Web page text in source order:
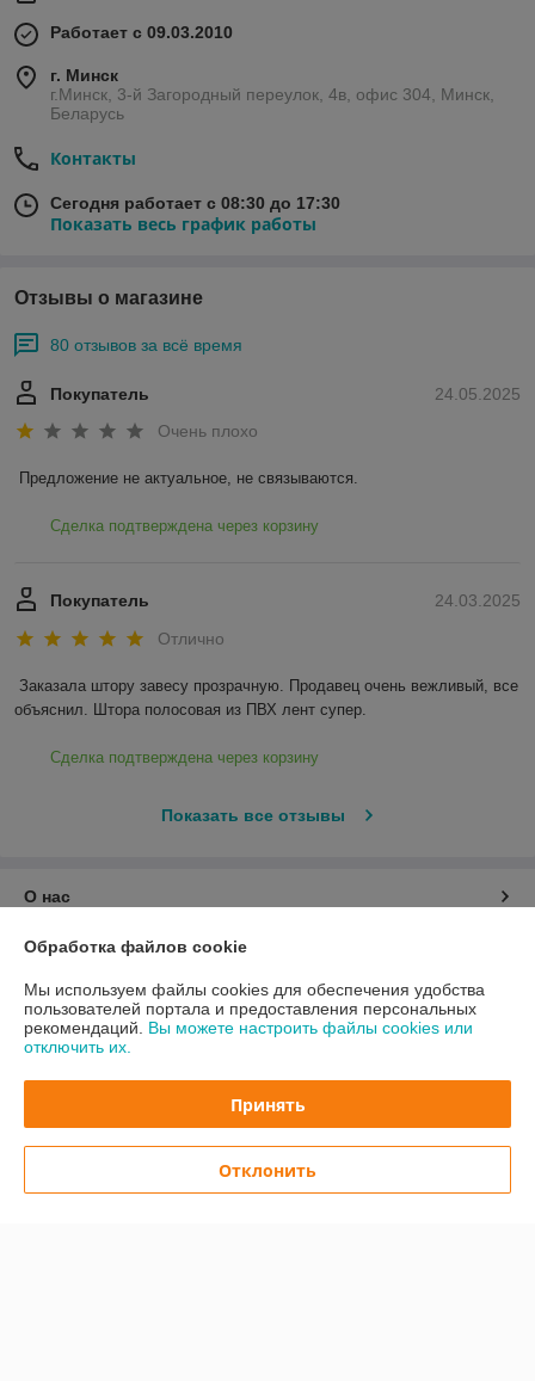
Работает с 09.03.2010
г. Минск
г.Минск, 3-й Загородный переулок, 4в, офис 304, Минск,
Беларусь
Контакты
Сегодня работает с 08:30 до 17:30
Показать весь график работы
Отзывы о магазине
80 отзывов за всё время
24.05.2025
Покупатель
Очень плохо
Предложение не актуальное, не связываются.
Сделка подтверждена через корзину
24.03.2025
Покупатель
Отлично
Заказала штору завесу прозрачную. Продавец очень вежливый, все
объяснил. Штора полосовая из ПВХ лент супер.
Сделка подтверждена через корзину
Показать все отзывы
О нас
Контакты
Доставка и оплата
Политика обработки cookies
Обработка файлов cookie
Мы используем файлы cookies для обеспечения удобства
пользователей портала и предоставления персональных
рекомендаций. Вы можете настроить файлы cookies или
отключить их.
Принять
Отклонить